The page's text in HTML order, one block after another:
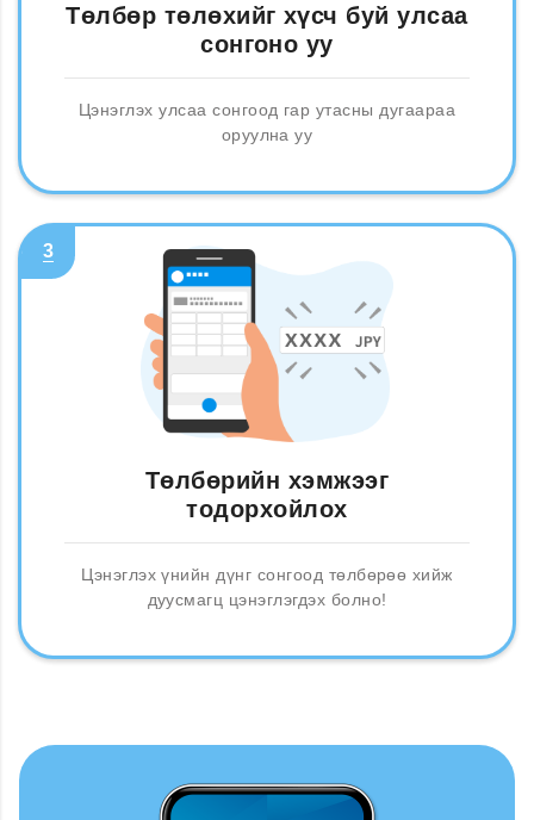
Төлбөр төлөхийг хүсч буй улсаа
сонгоно уу
Цэнэглэх улсаа сонгоод гар утасны дугаараа
оруулна уу
3
Төлбөрийн хэмжээг
тодорхойлох
Цэнэглэх үнийн дүнг сонгоод төлбөрөө хийж
дуусмагц цэнэглэгдэх болно!